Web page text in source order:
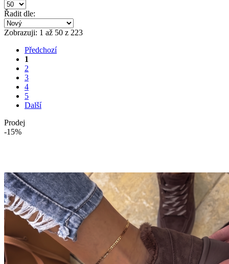
Řadit dle:
Zobrazuji: 1 až 50 z 223
Předchozí
1
2
3
4
5
Další
Prodej
-15%